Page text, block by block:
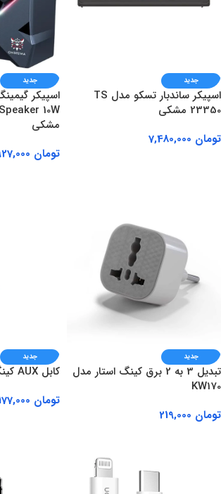
جدید
اسپیکر ساندبار تسکو مدل TS
23350 مشکی
تومان
جدید
اسپیکر
10W
مشکی
تومان
جدید
تبدیل 3 به 2 برق کینگ استار مدل
KW170
تومان
جدید
کابل AUX کینگ استار مدل KA618
تومان